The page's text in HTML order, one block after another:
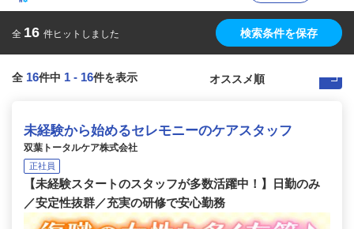
全 16 件ヒットしました 検索条件を保存
全 16件中 1 - 16件を表示
未経験から始めるセレモニーのケアスタッフ
双葉トータルケア株式会社
正社員
【未経験スタートのスタッフが多数活躍中！】日勤のみ
／安定性抜群／充実の研修で安心勤務